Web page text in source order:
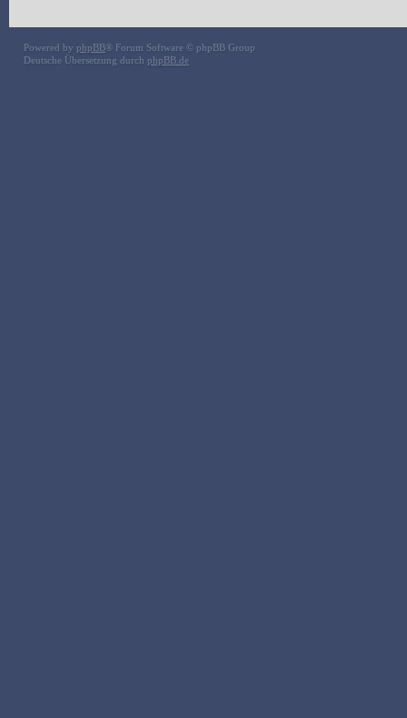
Powered by phpBB® Forum Software © phpBB Group
Deutsche Übersetzung durch phpBB.de